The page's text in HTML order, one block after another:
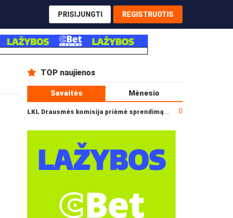
PRISIJUNGTI REGISTRUOTIS
TOP naujienos
Savaitės Mėnesio
0